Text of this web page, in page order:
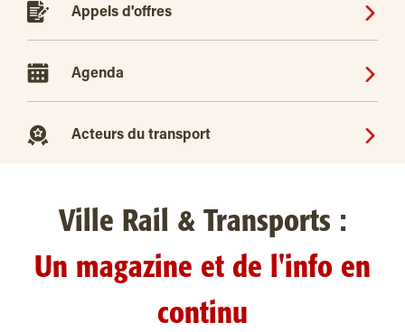
Appels d'offres
Agenda
Acteurs du transport
Ville Rail & Transports :
Un magazine et de l'info en
continu